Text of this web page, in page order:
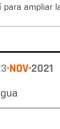
para ampliar
NOV 2021